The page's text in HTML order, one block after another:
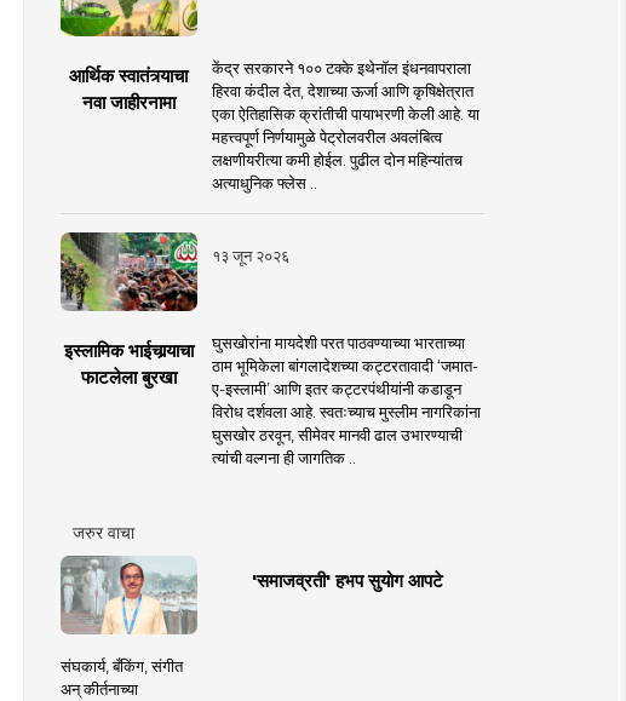
आर्थिक स्वातंत्र्याचा
नवा जाहीरनामा
केंद्र सरकारने १०० टक्के इथेनॉल इंधनवापराला
हिरवा कंदील देत, देशाच्या ऊर्जा आणि कृषिक्षेत्रात
एका ऐतिहासिक क्रांतीची पायाभरणी केली आहे. या
महत्त्वपूर्ण निर्णयामुळे पेट्रोलवरील अवलंबित्व
लक्षणीयरीत्या कमी होईल. पुढील दोन महिन्यांतच
अत्याधुनिक फ्लेस ..
१३ जून २०२६
इस्लामिक भाईचार्‍याचा
फाटलेला बुरखा
घुसखोरांना मायदेशी परत पाठवण्याच्या भारताच्या
ठाम भूमिकेला बांगलादेशच्या कट्टरतावादी ‘जमात-
ए-इस्लामी’ आणि इतर कट्टरपंथीयांनी कडाडून
विरोध दर्शवला आहे. स्वतःच्याच मुस्लीम नागरिकांना
घुसखोर ठरवून, सीमेवर मानवी ढाल उभारण्याची
त्यांची वल्गना ही जागतिक ..
जरुर वाचा
'समाजव्रती' हभप सुयोग आपटे
संघकार्य, बँकिंग, संगीत
अन् कीर्तनाच्या